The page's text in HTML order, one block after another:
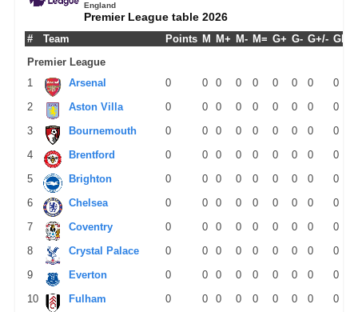
England
Premier League table 2026
# Team Points M M+ M- M= G+ G- G+/- GPM
Premier League
1
Arsenal 0 0 0 0 0 0 0 0
0
2
Aston Villa 0 0 0 0 0 0 0 0
0
3
Bournemouth 0 0 0 0 0 0 0 0
0
4
Brentford 0 0 0 0 0 0 0 0
0
5
Brighton 0 0 0 0 0 0 0 0
0
6
Chelsea 0 0 0 0 0 0 0 0
0
7
Coventry 0 0 0 0 0 0 0 0
0
8
Crystal Palace 0 0 0 0 0 0 0 0
0
9
Everton 0 0 0 0 0 0 0 0
0
10
Fulham 0 0 0 0 0 0 0 0 0